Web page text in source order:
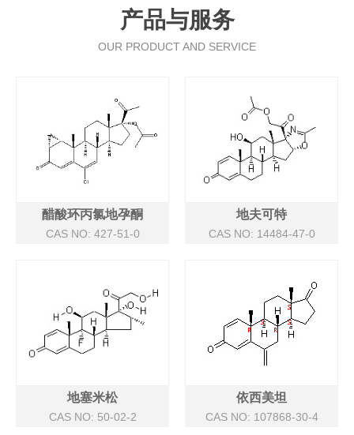
产品与服务
OUR PRODUCT AND SERVICE
醋酸环丙氯地孕酮
CAS NO: 427-51-0
地夫可特
CAS NO: 14484-47-0
地塞米松
CAS NO: 50-02-2
依西美坦
CAS NO: 107868-30-4